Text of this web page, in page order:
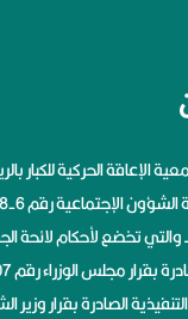
الإعاقة الحركية للكبار
والتي تخضع لأحكام
الصادرة بقرار وزير